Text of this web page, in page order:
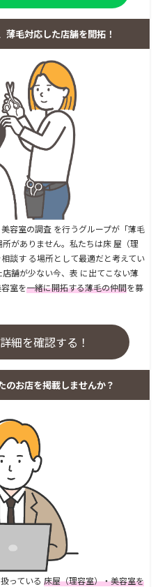
薄毛対応した店舗を開拓！
容室の調査 を行うグループが「薄毛
がありません。私たちは床 屋（理
談す る場所として最適だと考えてい
舗が少ない今、表 に出てこない薄
室を一緒に開拓する薄毛の仲間を募
細を確認する！
のお店を掲載しませんか？
っている 床屋（理容室）・美容室を